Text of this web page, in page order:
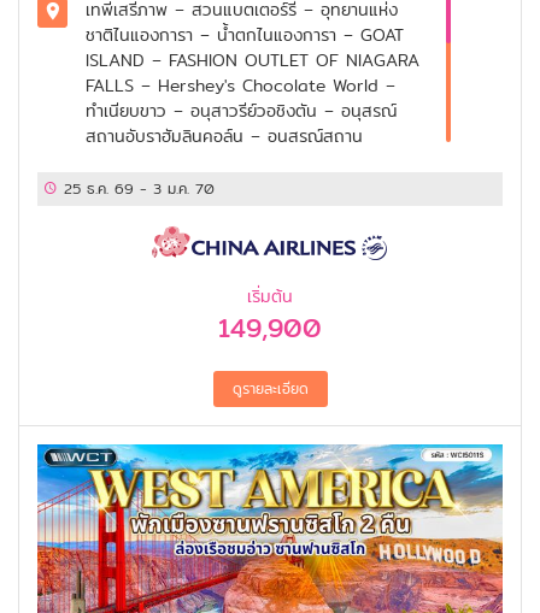
เทพีเสรีภาพ – สวนแบตเตอร์รี่ – อุทยานแห่ง
ชาติไนแองการา – น้ำตกไนแองการา – GOAT
ISLAND – FASHION OUTLET OF NIAGARA
FALLS – Hershey's Chocolate World –
ทำเนียบขาว – อนุสาวรีย์วอชิงตัน – อนุสรณ์
สถานอับราฮัมลินคอล์น – อนุสรณ์สถาน
ทหารผ่านศึกเกาหลี – อนุสรณ์สถานธอมัส เจฟ
AIR AND SPACE MUSEUM – NATIONAL
MUSEUM OF NATURAL HISTORY –
PHILADELPHIA PREMIUM OUTLETS – ถนน
บอร์ดวอค – ระฆังแห่งอิสรภาพ (LIBERTY
BELL) – อินดีเพนเด้นซ์ ฮอลล์ – ฟิฟธ์ อเวนิว
(VESSEL) – วันเวิลด์เทรด เซ็นเตอร์ –
GROUND ZERO – ตึกเอ็มไพร์สเตท –
วอลล์สตรีท – RADIO CITY MUSIC HALL
25 ธ.ค. 69 - 3 ม.ค. 70
เริ่มต้น
149,900